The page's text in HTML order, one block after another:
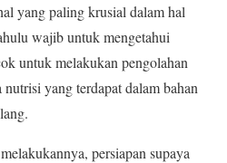
yang paling krusial dalam hal
wajib untuk mengetahui
untuk melakukan pengolahan
yang terdapat dalam bahan
persiapan supaya